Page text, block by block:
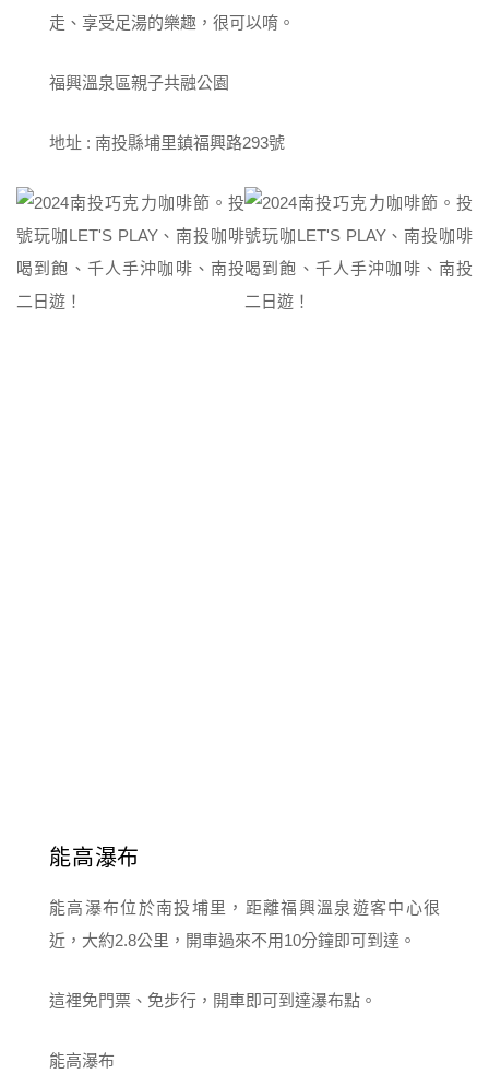
走、享受足湯的樂趣，很可以唷。
福興溫泉區親子共融公園
地址 : 南投縣埔里鎮福興路293號
能高瀑布
能高瀑布位於南投埔里，距離福興溫泉遊客中心很
近，大約2.8公里，開車過來不用10分鐘即可到達。
這裡免門票、免步行，開車即可到達瀑布點。
能高瀑布